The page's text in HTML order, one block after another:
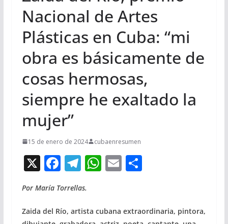
Nacional de Artes
Plásticas en Cuba: “mi
obra es básicamente de
cosas hermosas,
siempre he exaltado la
mujer”
15 de enero de 2024 cubaenresumen
X F
ac
e
b
T
e
gr
W
s
E
l
C
p
Por María Torrellas.
Zaida del Río, artista cubana extraordinaria, pintora,